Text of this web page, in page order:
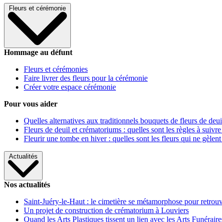
Fleurs et cérémonie
Hommage au défunt
Fleurs et cérémonies
Faire livrer des fleurs pour la cérémonie
Créer votre espace cérémonie
Pour vous aider
Quelles alternatives aux traditionnels bouquets de fleurs de
Fleurs de deuil et crématoriums : quelles sont les règles à
Fleurir une tombe en hiver : quelles sont les fleurs qui ne gèlent
Actualités
Nos actualités
Saint-Juéry-le-Haut : le cimetière se métamorphose pour
Un projet de construction de crématorium à Louviers
Quand les Arts Plastiques tissent un lien avec les Arts